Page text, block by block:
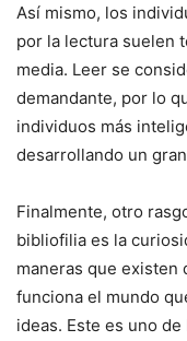
Así mismo, los
por la lectura suelen
media. Leer se
demandante, por lo
individuos más
desarrollando un
Finalmente, otro
bibliofilia es la
maneras que existen
funciona el mundo
ideas. Este es uno